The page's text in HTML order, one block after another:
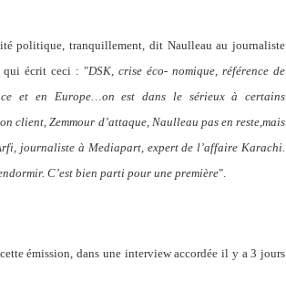
politique, tranquillement, dit Naulleau au journaliste
qui écrit ceci : "DSK, crise éco- nomique, référence de
et en Europe…on est dans le sérieux à certains
client, Zemmour d’attaque, Naulleau pas en reste,mais
journaliste à Mediapart, expert de l’affaire Karachi.
C’est bien parti pour une première".
émission, dans une interview accordée il y a 3 jours